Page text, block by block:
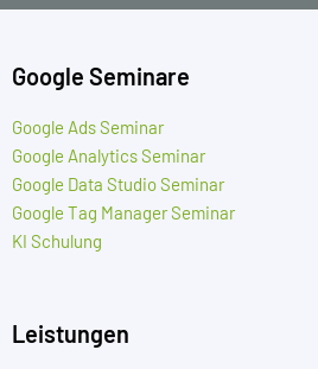
Google Seminare
Google Ads Seminar
Google Analytics Seminar
Google Data Studio Seminar
Google Tag Manager Seminar
KI Schulung
Leistungen